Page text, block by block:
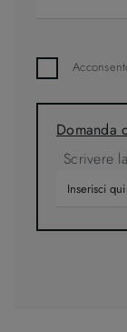
Domanda
Scrivere